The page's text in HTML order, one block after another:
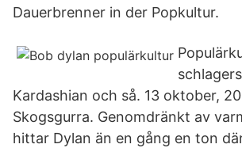
Dauerbrenner in der Popkultur.
Kardashian och så. 13 oktober,
Skogsgurra. Genomdränkt av
hittar Dylan än en gång en ton